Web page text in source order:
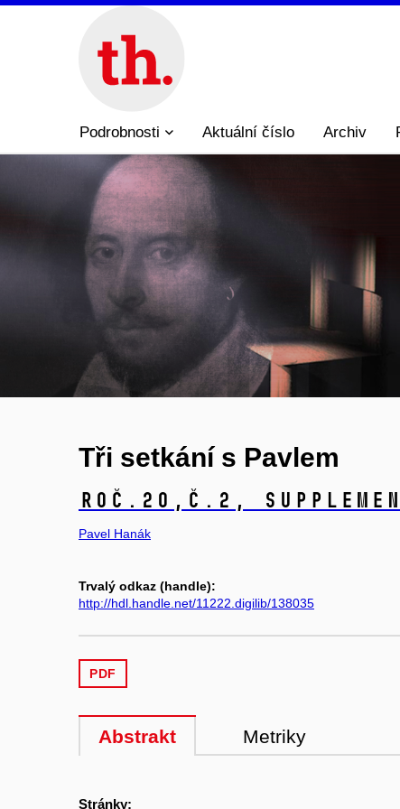
Podrobnosti Aktuální číslo Archiv
Tři setkání s Pavlem
Roč.20, č.2,
Pavel Hanák
Trvalý odkaz (handle):
http://hdl.handle.net/11222.digilib/138035
PDF
Abstrakt Metriky
Stránky: